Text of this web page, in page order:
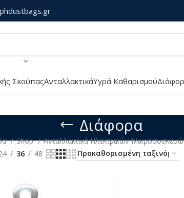
ΣκούπαςΑνταλλακτικάΥγρά Καθαρισμού
Διάφορα
Shop Ανταλλακτικά Ηλεκτρικών
36 48